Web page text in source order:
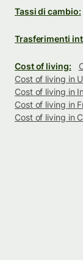
Tassi di cambio:
Trasferimenti
Cost of living:
Cost of living in
Cost of living in
Cost of living in
Cost of living in